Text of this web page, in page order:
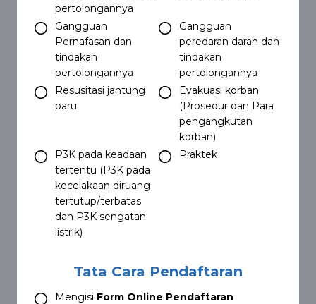
pertolongannya
Gangguan
Pernafasan dan
tindakan
pertolongannya
Gangguan
peredaran darah dan
tindakan
pertolongannya
Resusitasi jantung
paru
Evakuasi korban
(Prosedur dan Para
pengangkutan
korban)
P3K pada keadaan
tertentu (P3K pada
kecelakaan diruang
tertutup/terbatas
dan P3K sengatan
listrik)
Praktek
Tata Cara Pendaftaran
Mengisi Form Online Pendaftaran